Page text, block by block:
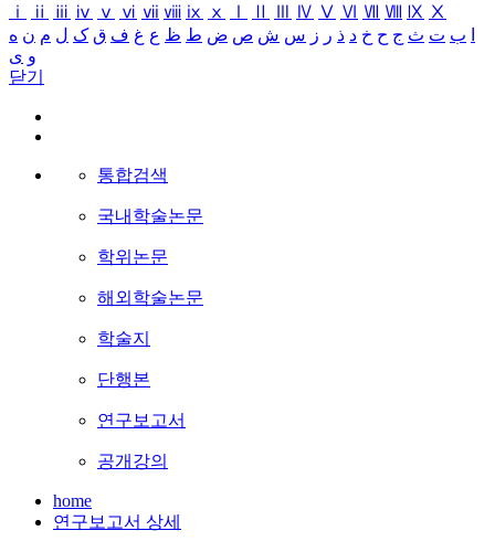
ⅰ
ⅱ ⅲ ⅳ ⅴ ⅵ ⅶ ⅷ ⅸ ⅹ Ⅳ Ⅴ Ⅵ Ⅶ Ⅷ Ⅸ Ⅹ
ب ت ث ج ح خ د ذ ر ز س ش ص ض ط ظ ع غ ف ق ک ل م ن ه
و ی
닫기
통합검색
국내학술논문
학위논문
해외학술논문
학술지
단행본
연구보고서
공개강의
home
연구보고서 상세